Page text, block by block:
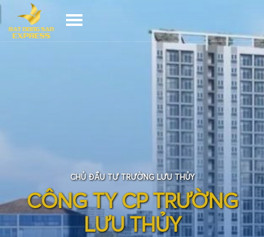
CHỦ ĐẦU TƯ TRƯỜNG LƯU THỦY
CÔNG TY CP TRƯỜNG
LƯU THỦY